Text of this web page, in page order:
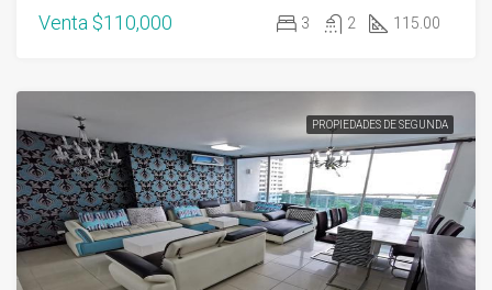
Venta $110,000 3 2 115.00
PROPIEDADES DE SEGUNDA